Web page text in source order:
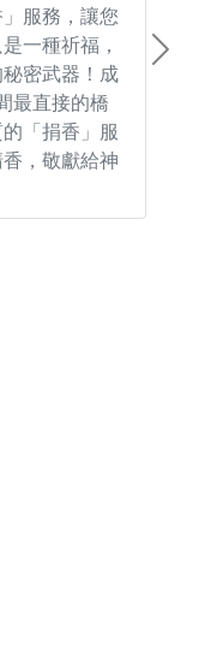
服務，讓您
一種祈福，
密武器！成
最直接的橋
「捐香」服
，敬獻給神
Next